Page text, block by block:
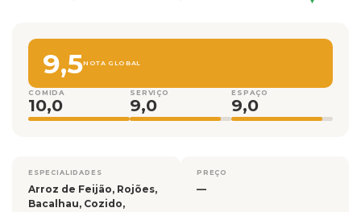
9,5NOTA GLOBAL
COMIDA
10,0
SERVIÇO
9,0
ESPAÇO
9,0
ESPECIALIDADES
Arroz de Feijão, Rojões,
Bacalhau, Cozido,
PREÇO
—